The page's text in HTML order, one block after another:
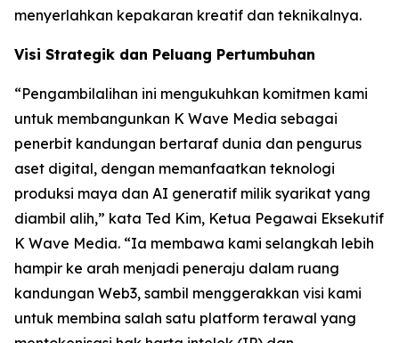
menyerlahkan kepakaran kreatif dan teknikalnya.
Visi Strategik dan Peluang Pertumbuhan
“Pengambilalihan ini mengukuhkan komitmen kami
untuk membangunkan K Wave Media sebagai
penerbit kandungan bertaraf dunia dan pengurus
aset digital, dengan memanfaatkan teknologi
produksi maya dan AI generatif milik syarikat yang
diambil alih,” kata Ted Kim, Ketua Pegawai Eksekutif
K Wave Media. “Ia membawa kami selangkah lebih
hampir ke arah menjadi peneraju dalam ruang
kandungan Web3, sambil menggerakkan visi kami
untuk membina salah satu platform terawal yang